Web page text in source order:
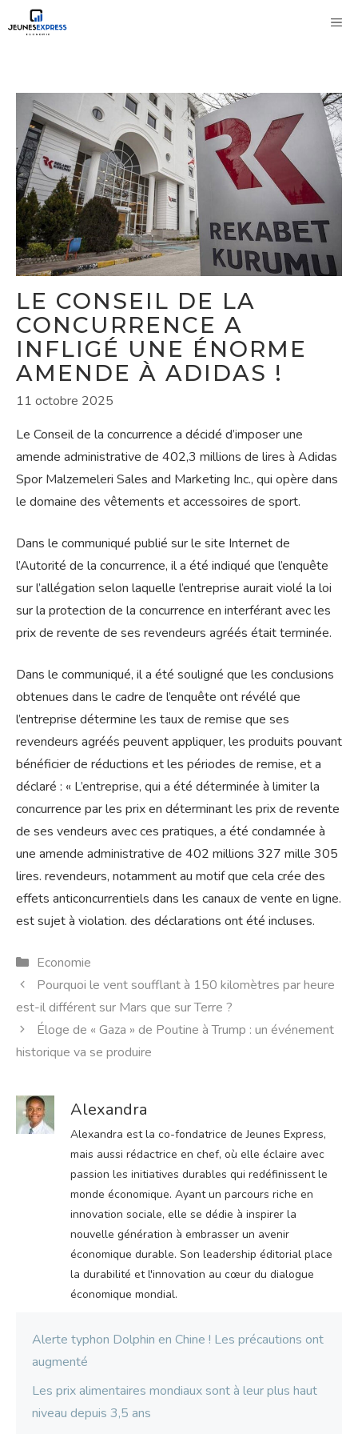
au
LE CONSEIL DE LA
CONCURRENCE A
INFLIGÉ UNE ÉNORME
AMENDE À ADIDAS !
11 octobre 2025
Le Conseil de la concurrence a décidé d’imposer une
amende administrative de 402,3 millions de lires à Adidas
Spor Malzemeleri Sales and Marketing Inc., qui opère dans
le domaine des vêtements et accessoires de sport.
Dans le communiqué publié sur le site Internet de
l’Autorité de la concurrence, il a été indiqué que l’enquête
sur l’allégation selon laquelle l’entreprise aurait violé la loi
sur la protection de la concurrence en interférant avec les
prix de revente de ses revendeurs agréés était terminée.
Dans le communiqué, il a été souligné que les conclusions
obtenues dans le cadre de l’enquête ont révélé que
l’entreprise détermine les taux de remise que ses
revendeurs agréés peuvent appliquer, les produits pouvant
bénéficier de réductions et les périodes de remise, et a
déclaré : « L’entreprise, qui a été déterminée à limiter la
concurrence par les prix en déterminant les prix de revente
de ses vendeurs avec ces pratiques, a été condamnée à
une amende administrative de 402 millions 327 mille 305
lires. revendeurs, notamment au motif que cela crée des
effets anticoncurrentiels dans les canaux de vente en ligne.
est sujet à violation. des déclarations ont été incluses.
Catégories
Economie
Pourquoi le vent soufflant à 150 kilomètres par heure
est-il différent sur Mars que sur Terre ?
Éloge de « Gaza » de Poutine à Trump : un événement
historique va se produire
Alexandra
Alexandra est la co-fondatrice de Jeunes Express,
mais aussi rédactrice en chef, où elle éclaire avec
passion les initiatives durables qui redéfinissent le
monde économique. Ayant un parcours riche en
innovation sociale, elle se dédie à inspirer la
nouvelle génération à embrasser un avenir
économique durable. Son leadership éditorial place
la durabilité et l'innovation au cœur du dialogue
économique mondial.
Alerte typhon Dolphin en Chine ! Les précautions ont
augmenté
Les prix alimentaires mondiaux sont à leur plus haut
niveau depuis 3,5 ans